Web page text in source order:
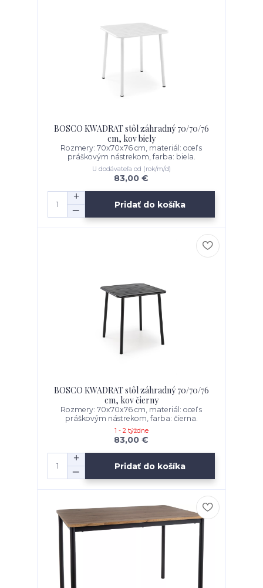
BOSCO KWADRAT stôl záhradný 70/70/76
cm, kov biely
Rozmery: 70x70x76 cm, materiál: oceľ s
práškovým nástrekom, farba: biela.
83,00 €
U dodávateľa od (rok/m/d)
Pridať do košíka
BOSCO KWADRAT stôl záhradný 70/70/76
cm, kov čierny
Rozmery: 70x70x76 cm, materiál: oceľ s
práškovým nástrekom, farba: čierna.
83,00 €
1 - 2 týždne
Pridať do košíka